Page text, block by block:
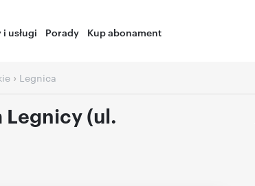
usługi Porady Kup abonament
› Legnica
Legnicy (ul.